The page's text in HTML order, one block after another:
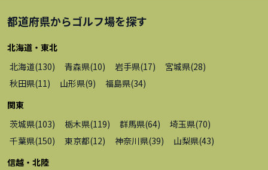
都道府県からゴルフ場を探す
北海道・東北
北海道(130) 青森県(10) 岩手県(17) 宮城県(28)
秋田県(11 ) 山形県(9) 福島県(34)
関東
茨城県(103) 栃木県(119) 群馬県(64) 埼玉県(70)
千葉県(150) 東京都(12) 神奈川県(39) 山梨県(43)
信越・北陸